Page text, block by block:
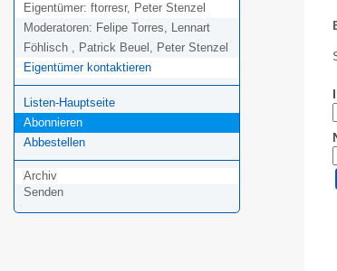
Eigentümer: ftorresr, Peter Stenzel
Moderatoren: Felipe Torres, Lennart
Föhlisch , Patrick Beuel, Peter Stenzel
Eigentümer kontaktieren
Listen-Hauptseite
Abonnieren
Abbestellen
Archiv
Senden